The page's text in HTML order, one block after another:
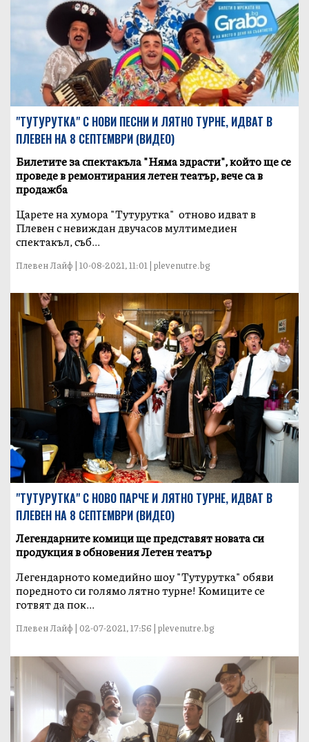
"ТУТУРУТКА" С НОВИ ПЕСНИ И ЛЯТНО ТУРНЕ, ИДВАТ В
ПЛЕВЕН НА 8 СЕПТЕМВРИ (ВИДЕО)
Билетите за спектакъла "Няма здрасти", който ще се
проведе в ремонтирания летен театър, вече са в
продажба
Царете на хумора "Тутурутка" отново идват в
Плевен с невиждан двучасов мултимедиен
спектакъл, съб...
Плевен Лайф | 10-08-2021, 11:01 | plevenutre.bg
"ТУТУРУТКА" С НОВО ПАРЧЕ И ЛЯТНО ТУРНЕ, ИДВАТ В
ПЛЕВЕН НА 8 СЕПТЕМВРИ (ВИДЕО)
Легендарните комици ще представят новата си
продукция в обновения Летен театър
Легендарното комедийно шоу "Тутурутка" обяви
поредното си голямо лятно турне! Комиците се
готвят да пок...
Плевен Лайф | 02-07-2021, 17:56 | plevenutre.bg